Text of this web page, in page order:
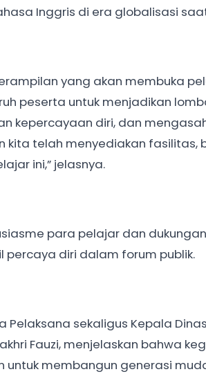
Inggris di era globalisasi
yang akan membuka
peserta untuk menjadikan
kepercayaan diri, dan
kita telah menyediakan fasilitas,
ini,” jelasnya.
para pelajar dan
percaya diri dalam forum publik.
Pelaksana sekaligus Kepala
Fauzi, menjelaskan bahwa
untuk membangun generasi